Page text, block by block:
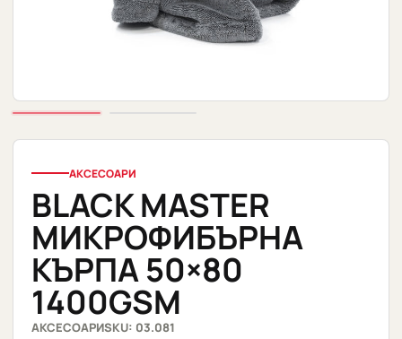
АКСЕСОАРИ
BLACK MASTER
МИКРОФИБЪРНА
КЪРПА 50×80
1400GSM
АКСЕСОАРИSKU: 03.081